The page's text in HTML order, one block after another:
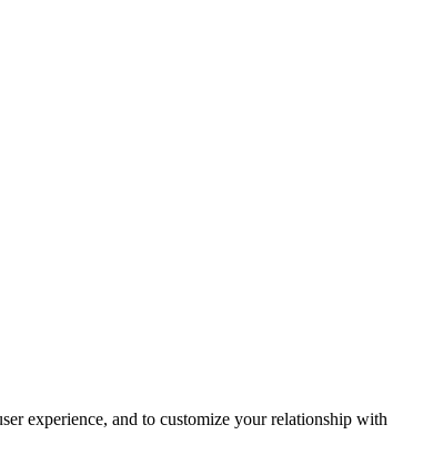
experience, and to customize your relationship with